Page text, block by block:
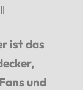
ist das
und